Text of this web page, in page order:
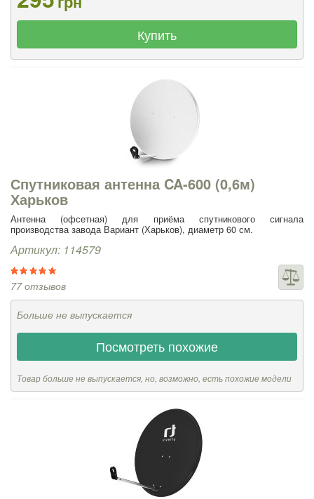
Купить
Спутниковая антенна CA-600 (0,6м)
Харьков
Антенна (офсетная) для приёма спутникового сигнала
производства завода Вариант (Харьков), диаметр 60 см.
Артикул: 114579
77 отзывов
Больше не выпускается
Посмотреть похожие
Товар больше не выпускается, но, возможно, есть похожие модели